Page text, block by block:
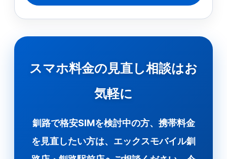
スマホ料金の見直し相談はお
気軽に
釧路で格安SIMを検討中の方、携帯料金
を見直したい方は、エックスモバイル釧